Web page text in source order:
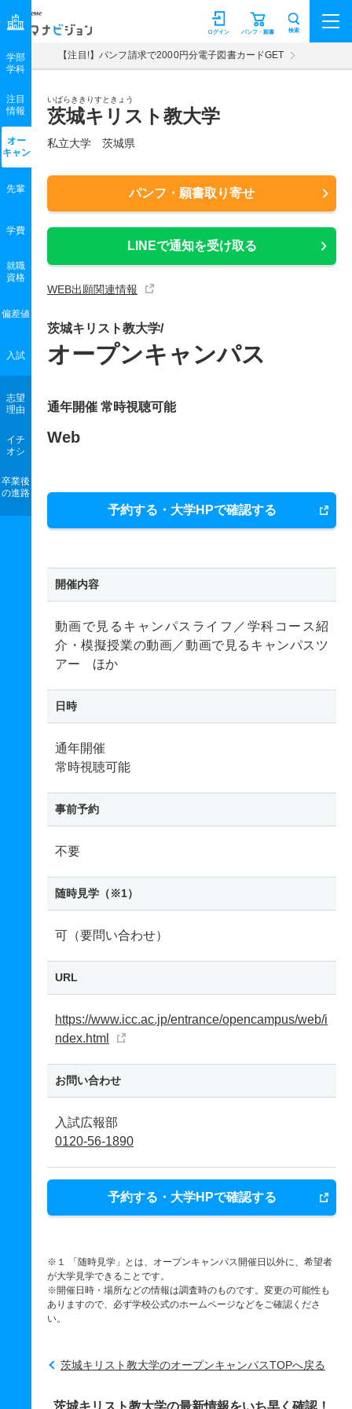
マナビジョン パンフ・願書
ログイン 検索
【注目!】パンフ請求で2000円分電子図書カードGET
いばらききりすときょう
茨城キリスト教大学
私立大学 茨城県
パンフ・願書取り寄せ
LINEで通知を受け取る
WEB出願関連情報
学部
学科
注目
情報
オー
キャン
先輩
学費
就職
資格
偏差値
入試
志望
理由
イチ
オシ
卒業後
の進路
茨城キリスト教大学/
オープンキャンパス
通年開催 常時視聴可能
Web
予約する・大学HPで確認する
開催内容
動画で見るキャンパスライフ／学科コース紹
介・模擬授業の動画／動画で見るキャンパスツ
アー ほか
日時
通年開催
常時視聴可能
事前予約
不要
随時見学（※1）
可（要問い合わせ）
URL
https://www.icc.ac.jp/entrance/opencampus/web/i
ndex.html
お問い合わせ
入試広報部
0120-56-1890
予約する・大学HPで確認する
※１ 「随時見学」とは、オープンキャンパス開催日以外に、希望者
が大学見学できることです。
※開催日時・場所などの情報は調査時のものです。変更の可能性も
ありますので、必ず学校公式のホームページなどをご確認くださ
い。
茨城キリスト教大学のオープンキャンパスTOPへ戻る
茨城キリスト教大学の最新情報をいち早く確認！